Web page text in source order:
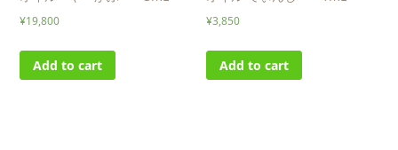
¥19,800
Add to cart
¥3,850
Add to cart